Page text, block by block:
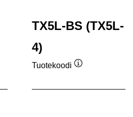
TX5L-BS (TX5L-
4)
Tuotekoodi